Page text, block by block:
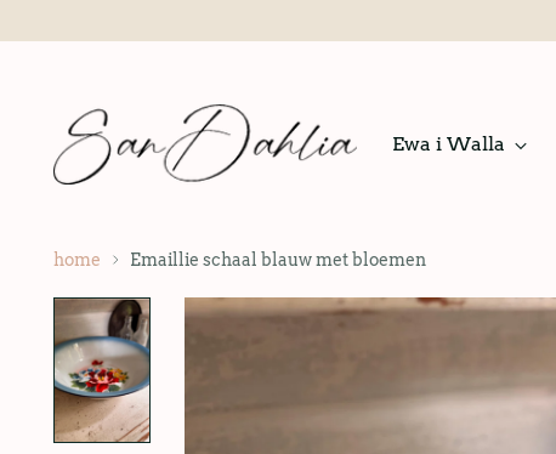
Ewa i Walla
home Emaillie schaal blauw met bloemen